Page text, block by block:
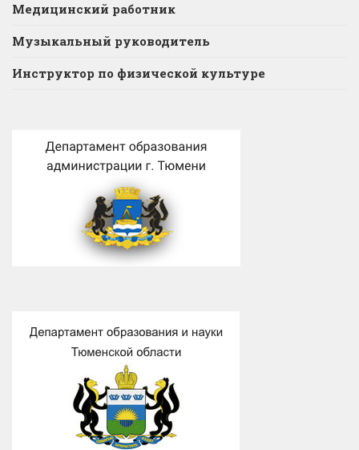
Медицинский работник
Музыкальный руководитель
Инструктор по физической культуре